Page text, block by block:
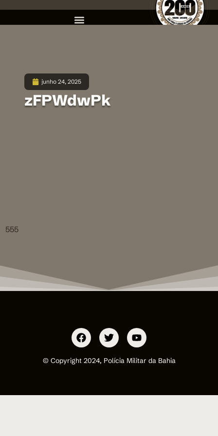
junho 24, 2025
zFPWdwPk
555
© Copyright 2024, Polícia Militar da Bahia